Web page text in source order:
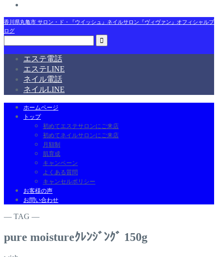
香川県丸亀市 サロン・ド・『ウイッシュ』ネイルサロン『ヴィヴァン』オフィシャルブ
ログ
エステ電話
エステLINE
ネイル電話
ネイルLINE
ホームページ
トップ
初めてエステサロンにご来店
初めてネイルサロンにご来店
月額制
肌育成
キャンペーン
よくある質問
キャンセルポリシー
お客様の声
お問い合わせ
― TAG ―
pure moistureｸﾚﾝｼﾞﾝｸﾞ 150g